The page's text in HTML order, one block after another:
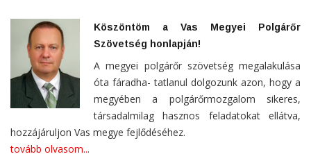
Köszöntöm a Vas Megyei Polgárőr
Szövetség honlapján!
A megyei polgárőr szövetség megalakulása
óta fáradha- tatlanul dolgozunk azon, hogy a
megyében a polgárőrmozgalom sikeres,
társadalmilag hasznos feladatokat ellátva,
hozzájáruljon Vas megye fejlődéséhez.
tovább olvasom...